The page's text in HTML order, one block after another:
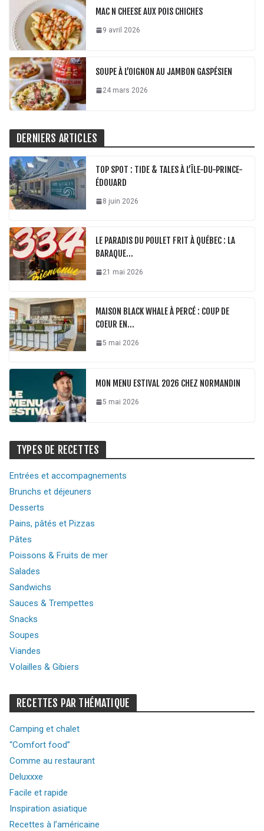
MAC N CHEESE AUX POIS CHICHES
9 avril 2026
SOUPE À L’OIGNON AU JAMBON GASPÉSIEN
24 mars 2026
DERNIERS ARTICLES
TOP SPOT : TIDE & TALES À L’ÎLE-DU-PRINCE-
ÉDOUARD
8 juin 2026
LE PARADIS DU POULET FRIT À QUÉBEC : LA
BARAQUE…
21 mai 2026
MAISON BLACK WHALE À PERCÉ : COUP DE
COEUR EN…
5 mai 2026
MON MENU ESTIVAL 2026 CHEZ NORMANDIN
5 mai 2026
TYPES DE RECETTES
Entrées et accompagnements
Brunchs et déjeuners
Desserts
Pains, pâtés et Pizzas
Pâtes
Poissons & Fruits de mer
Salades
Sandwichs
Sauces & Trempettes
Snacks
Soupes
Viandes
Volailles & Gibiers
RECETTES PAR THÉMATIQUE
Camping et chalet
“Comfort food”
Comme au restaurant
Deluxxxe
Facile et rapide
Inspiration asiatique
Recettes à l’américaine